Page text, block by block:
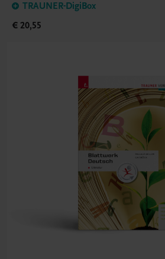
TRAUNER-DigiBox
€ 20,55